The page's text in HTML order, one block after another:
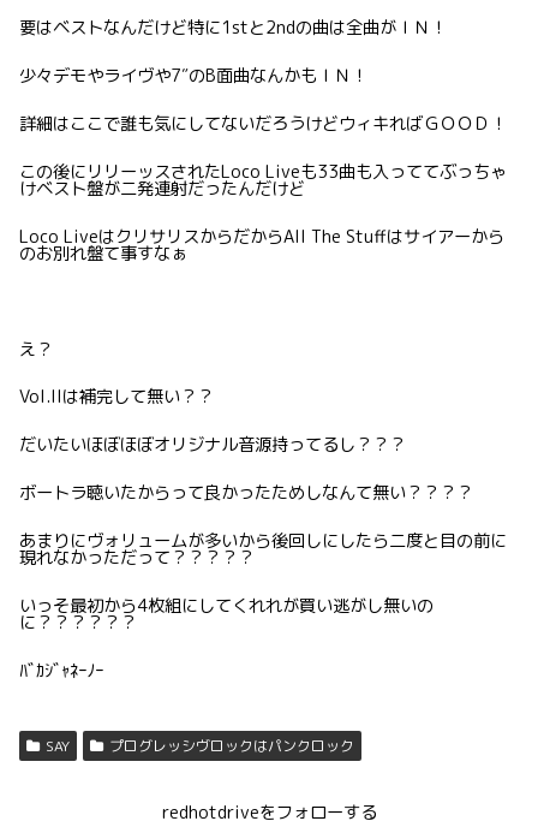
要はベストなんだけど特に1stと2ndの曲は全曲がＩＮ！
少々デモやライヴや7″のB面曲なんかもＩＮ！
詳細はここで誰も気にしてないだろうけどウィキればＧＯＯＤ！
この後にリリーッスされたLoco Liveも33曲も入っててぶっちゃ
けベスト盤が二発連射だったんだけど
Loco LiveはクリサリスからだからAll The Stuffはサイアーから
のお別れ盤て事すなぁ
え？
Vol.IIは補完して無い？？
だいたいほぼほぼオリジナル音源持ってるし？？？
ボートラ聴いたからって良かったためしなんて無い？？？？
あまりにヴォリュームが多いから後回しにしたら二度と目の前に
現れなかっただって？？？？？
いっそ最初から4枚組にしてくれれが買い逃がし無いの
に？？？？？？
ﾊﾞｶｼﾞｬﾈｰﾉｰ
SAY プログレッシヴロックはパンクロック
redhotdriveをフォローする